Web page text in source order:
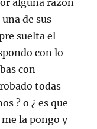
alguna razón
de sus
suelta el
con lo
con
todas
? o ¿ es que
la pongo y